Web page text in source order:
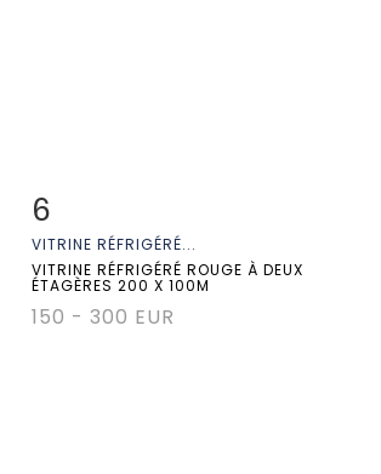
Fiche détaillée
6
VITRINE RÉFRIGÉRÉ...
VITRINE RÉFRIGÉRÉ ROUGE À DEUX
ÉTAGÈRES 200 X 100M
150 - 300 EUR